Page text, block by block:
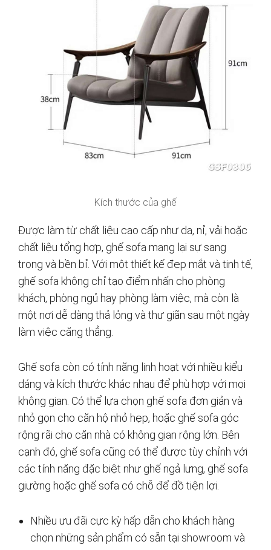
Kích thước của ghế
Được làm từ chất liệu cao cấp như da, nỉ, vải hoặc
chất liệu tổng hợp, ghế sofa mang lại sự sang
trọng và bền bỉ. Với một thiết kế đẹp mắt và tinh tế,
ghế sofa không chỉ tạo điểm nhấn cho phòng
khách, phòng ngủ hay phòng làm việc, mà còn là
một nơi dễ dàng thả lỏng và thư giãn sau một ngày
làm việc căng thẳng.
Ghế sofa còn có tính năng linh hoạt với nhiều kiểu
dáng và kích thước khác nhau để phù hợp với mọi
không gian. Có thể lựa chọn ghế sofa đơn giản và
nhỏ gọn cho căn hộ nhỏ hẹp, hoặc ghế sofa góc
rộng rãi cho căn nhà có không gian rộng lớn. Bên
cạnh đó, ghế sofa cũng có thể được tùy chỉnh với
các tính năng đặc biệt như ghế ngả lưng, ghế sofa
giường hoặc ghế sofa có chỗ để đồ tiện lợi.
Nhiều ưu đãi cực kỳ hấp dẫn cho khách hàng
chọn những sản phẩm có sẵn tại showroom và